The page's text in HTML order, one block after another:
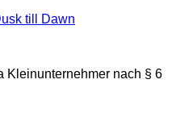
till Dawn
Kleinunternehmer nach § 6